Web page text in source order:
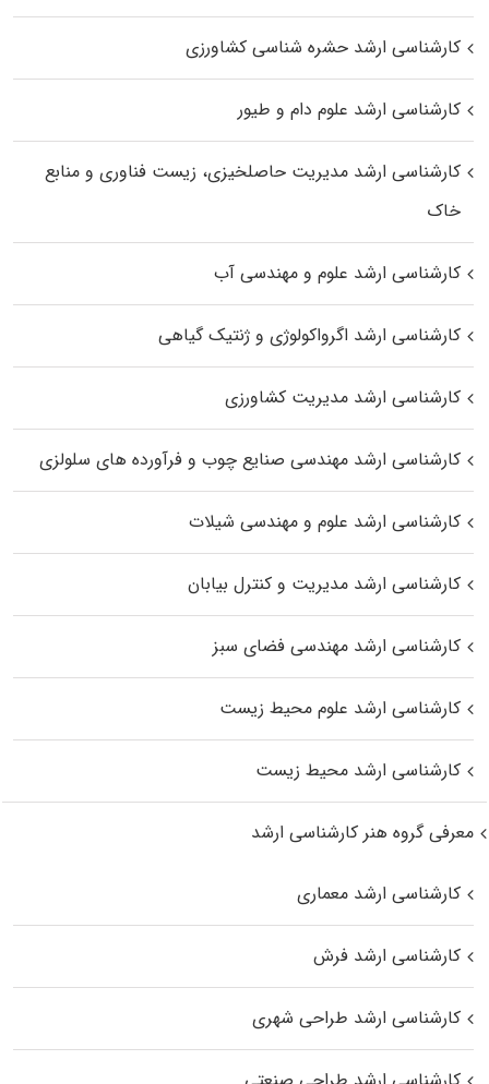
کارشناسی ارشد حشره‌ شناسی کشاورزی
کارشناسی ارشد علوم دام و طیور
کارشناسی ارشد مدیریت حاصلخیزی، زیست فناوری و منابع
خاک
کارشناسی ارشد علوم و مهندسی آب
کارشناسی ارشد اگرواکولوژی و ژنتیک گیاهی
کارشناسی ارشد مدیریت کشاورزی
کارشناسی ارشد مهندسی صنایع چوب و فرآورده‌ های سلولزی
کارشناسی ارشد علوم و مهندسی شیلات
کارشناسی ارشد مدیریت و کنترل بیابان
کارشناسی ارشد مهندسی فضای سبز
کارشناسی ارشد علوم محیط‌ زیست
کارشناسی ارشد محیط زیست
معرفی گروه هنر کارشناسی ارشد
کارشناسی ارشد معماری
کارشناسی ارشد فرش
کارشناسی ارشد طراحی شهری